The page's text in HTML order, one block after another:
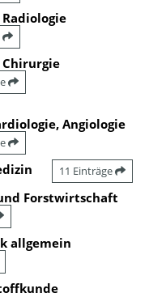
Radiologie
Chirurgie
Angiologie
11 Einträge
Forstwirtschaft
allgemein